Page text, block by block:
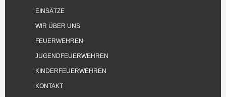
EINSÄTZE
WIR ÜBER UNS
FEUERWEHREN
JUGENDFEUERWEHREN
KINDERFEUERWEHREN
KONTAKT